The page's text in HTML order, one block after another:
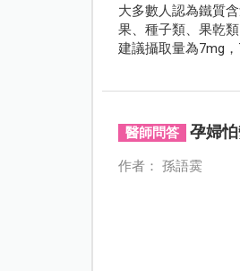
大多數人認為鐵質
果、種子類、果乾
建議攝取量為7mg
醫師問答 孕婦
作者： 孫語霙